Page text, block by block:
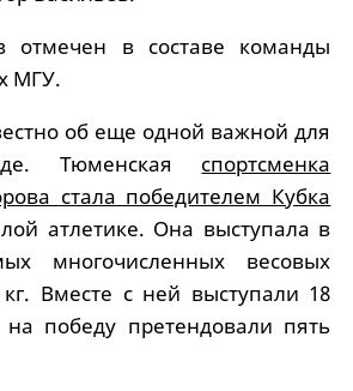
отмечен в составе команды
МГУ.
об еще одной важной для
Тюменская спортсменка
стала победителем Кубка
атлетике. Она выступала в
многочисленных весовых
Вместе с ней выступали 18
на победу претендовали пять